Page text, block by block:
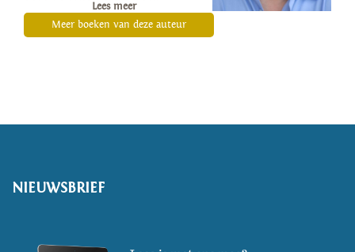
Lees meer
Meer boeken van deze auteur
NIEUWSBRIEF